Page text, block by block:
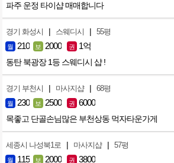
파주 운정 타이샵 매매합니다
경기 화성시 | 스웨디시 | 55평
월 210 보 2000 권 1억
동탄 북광장 1등 스웨디시 샵 !
경기 부천시 | 마사지샵 | 68평
월 230 보 2500 권 6000
목좋고 단골손님많은 부천상동 먹자타운가게
세종시 나성북1로 | 마사지샵 | 57평
월 115 보 2000 권 3800